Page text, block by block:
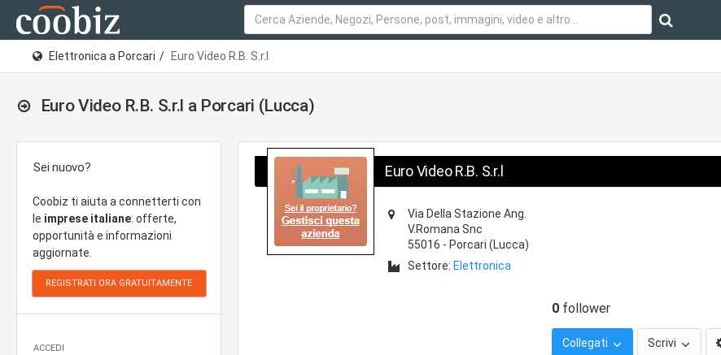
Elettronica a Porcari Euro Video R.B. S.r.l
Euro Video R.B. S.r.l a Porcari (Lucca)
Sei nuovo?
Coobiz ti aiuta a connetterti con
le imprese italiane: offerte,
opportunità e informazioni
aggiornate.
ACCEDI
Euro Video R.B. S.r.l
Via Della Stazione Ang.
V.Romana Snc
55016 - Porcari (Lucca)
Settore: Elettronica
0 follower
Collegati Scrivi